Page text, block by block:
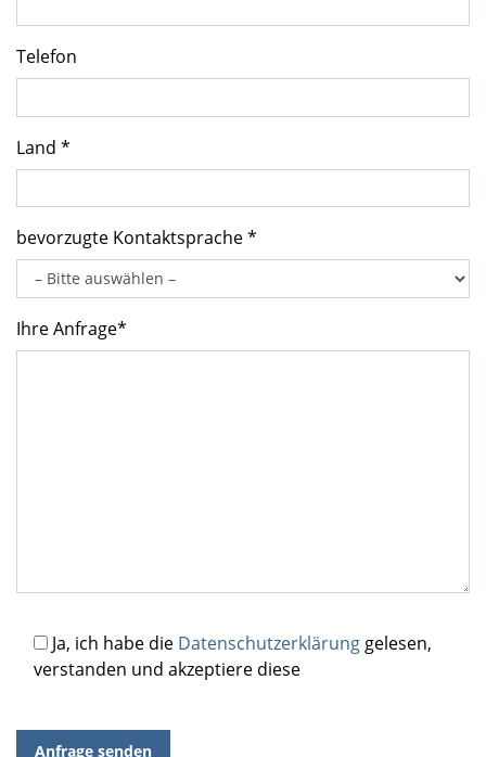
Telefon
Land *
bevorzugte Kontaktsprache *
Ihre Anfrage*
lasse
dieses
leer.
Ja, ich habe die Datenschutzerklärung gelesen,
verstanden und akzeptiere diese